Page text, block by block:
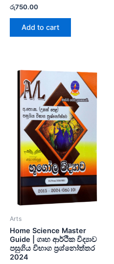
Rated
out
රු750.00
Add to cart
Arts
Home Science Master
Guide | ගෘහ ආර්ථික විද්‍යාව
පසුගිය විභාග ප්‍රශ්නෝත්තර
2024